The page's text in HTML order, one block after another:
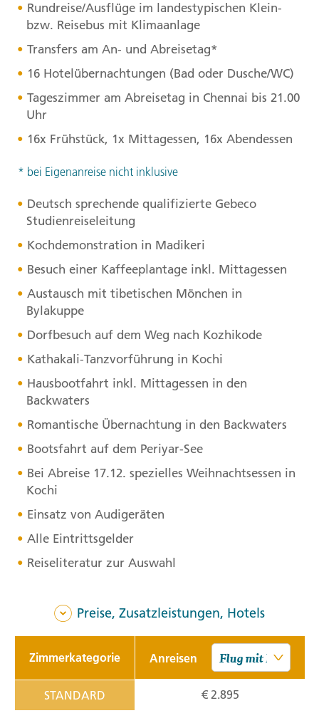
Rundreise/Ausflüge im landestypischen Klein-
bzw. Reisebus mit Klimaanlage
Transfers am An- und Abreisetag*
16 Hotelübernachtungen (Bad oder Dusche/WC)
Tageszimmer am Abreisetag in Chennai bis 21.00
Uhr
16x Frühstück, 1x Mittagessen, 16x Abendessen
* bei Eigenanreise nicht inklusive
Deutsch sprechende qualifizierte Gebeco
Studienreiseleitung
Kochdemonstration in Madikeri
Besuch einer Kaffeeplantage inkl. Mittagessen
Austausch mit tibetischen Mönchen in
Bylakuppe
Dorfbesuch auf dem Weg nach Kozhikode
Kathakali-Tanzvorführung in Kochi
Hausbootfahrt inkl. Mittagessen in den
Backwaters
Romantische Übernachtung in den Backwaters
Bootsfahrt auf dem Periyar-See
Bei Abreise 17.12. spezielles Weihnachtsessen in
Kochi
Einsatz von Audigeräten
Alle Eintrittsgelder
Reiseliteratur zur Auswahl
Preise, Zusatzleistungen, Hotels
Zimmerkategorie Anreisen
STANDARD € 2.895